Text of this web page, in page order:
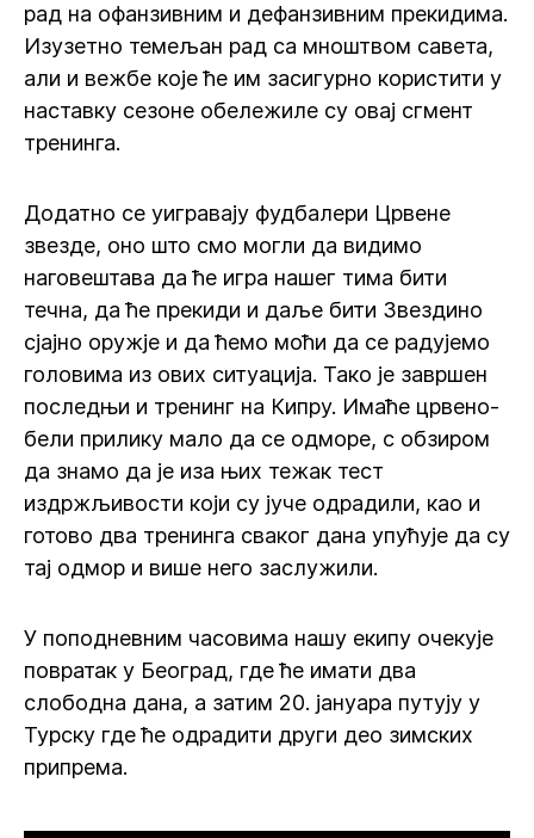
рад на офанзивним и дефанзивним прекидима.
Изузетно темељан рад са мноштвом савета,
али и вежбе које ће им засигурно користити у
наставку сезоне обележиле су овај сгмент
тренинга.
Додатно се уигравају фудбалери Црвене
звезде, оно што смо могли да видимо
наговештава да ће игра нашег тима бити
течна, да ће прекиди и даље бити Звездино
сјајно оружје и да ћемо моћи да се радујемо
головима из ових ситуација. Тако је завршен
последњи и тренинг на Кипру. Имаће црвено-
бели прилику мало да се одморе, с обзиром
да знамо да је иза њих тежак тест
издржљивости који су јуче одрадили, као и
готово два тренинга сваког дана упућује да су
тај одмор и више него заслужили.
У поподневним часовима нашу екипу очекује
повратак у Београд, где ће имати два
слободна дана, а затим 20. јануара путују у
Турску где ће одрадити други део зимских
припрема.